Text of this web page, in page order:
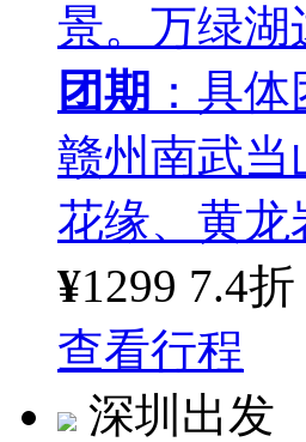
景。万绿
团期 ：具
赣州南武当
花缘、黄龙
¥1299 7.4折
查看行程
深圳出发